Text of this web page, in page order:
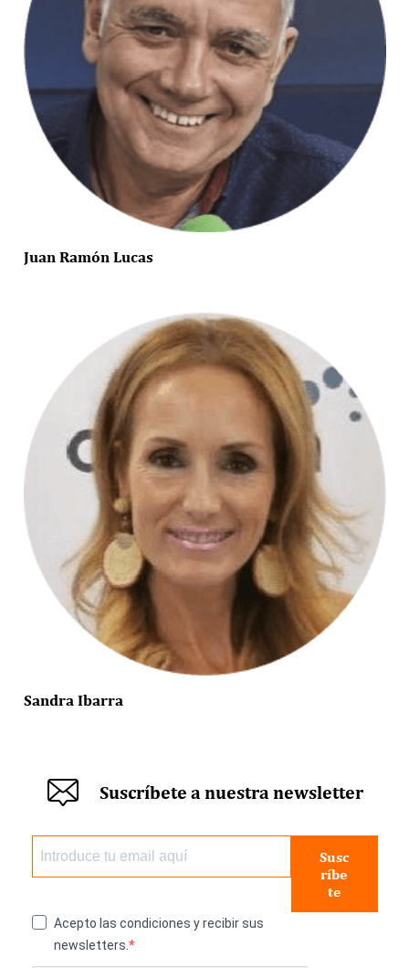
Juan Ramón Lucas
Sandra Ibarra
Suscríbete a nuestra newsletter
Susc
ríbe
te
Acepto las condiciones y recibir sus
newsletters.